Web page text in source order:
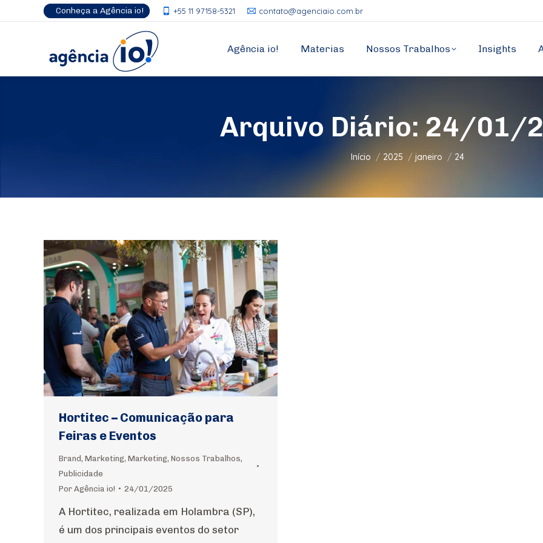
Conheça a Agência io! +55 11 97158-5321 contato@agenciaio.com.br
Agência io! Materias Nossos Trabalhos Insights
Arquivo Diário:24/01/
Você está aqui:
Início 2025 janeiro 24
Hortitec – Comunicação para
Feiras e Eventos
Brand, Marketing, Marketing, Nossos Trabalhos,
Publicidade
Por Agência io! 24/01/2025
A Hortitec, realizada em Holambra (SP),
é um dos principais eventos do setor